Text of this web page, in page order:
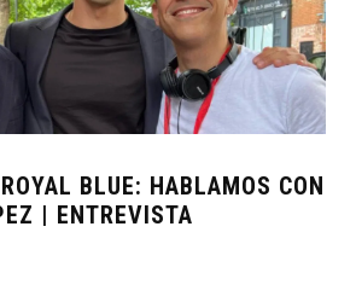
BLUE: HABLAMOS CON
| ENTREVISTA